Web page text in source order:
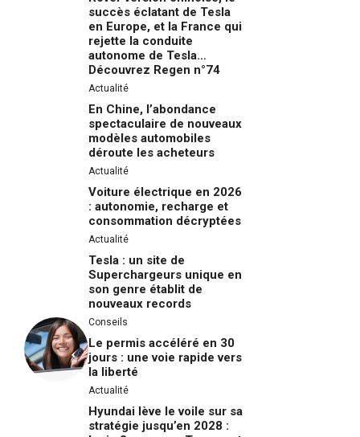
succès éclatant de Tesla
en Europe, et la France qui
rejette la conduite
autonome de Tesla…
Découvrez Regen n°74
Actualité
En Chine, l’abondance
spectaculaire de nouveaux
modèles automobiles
déroute les acheteurs
Actualité
Voiture électrique en 2026
: autonomie, recharge et
consommation décryptées
Actualité
Tesla : un site de
Superchargeurs unique en
son genre établit de
nouveaux records
Conseils
Le permis accéléré en 30
jours : une voie rapide vers
la liberté
Actualité
Hyundai lève le voile sur sa
stratégie jusqu’en 2028 :